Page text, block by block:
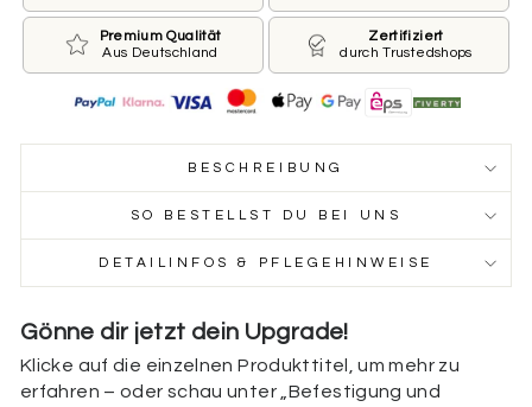
Beschriftung der Vorderseite
Wie ist der Name Deines Hundes und welche
Telefonnummer sollen wir auf die Marke drucken?
Du möchtest keinen Namen oder keine Nummer?
Name des Hundes
Beschriftung der Rückseite
Premium Qualität
Aus Deutschland
Zertifiziert
durch Trustedshops
BESCHREIBUNG
SO BESTELLST DU BEI UNS
DETAILINFOS & PFLEGEHINWEISE
Gönne dir jetzt dein Upgrade!
Klicke auf die einzelnen Produkttitel, um mehr zu
erfahren – oder schau unter „Befestigung und